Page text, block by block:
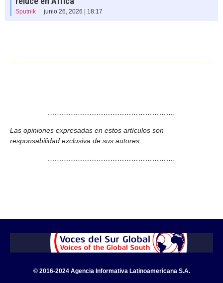
Sputnik junio 26, 2026 | 18:17
……………………………………………….
Las opiniones expresadas en estos artículos son
responsabilidad exclusiva de sus autores.
……………………………………………….
© 2016-2024 Agencia Informativa Latinoamericana S.A.